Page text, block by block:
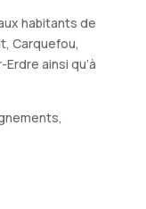
habitants de
Carquefou,
ainsi qu’à